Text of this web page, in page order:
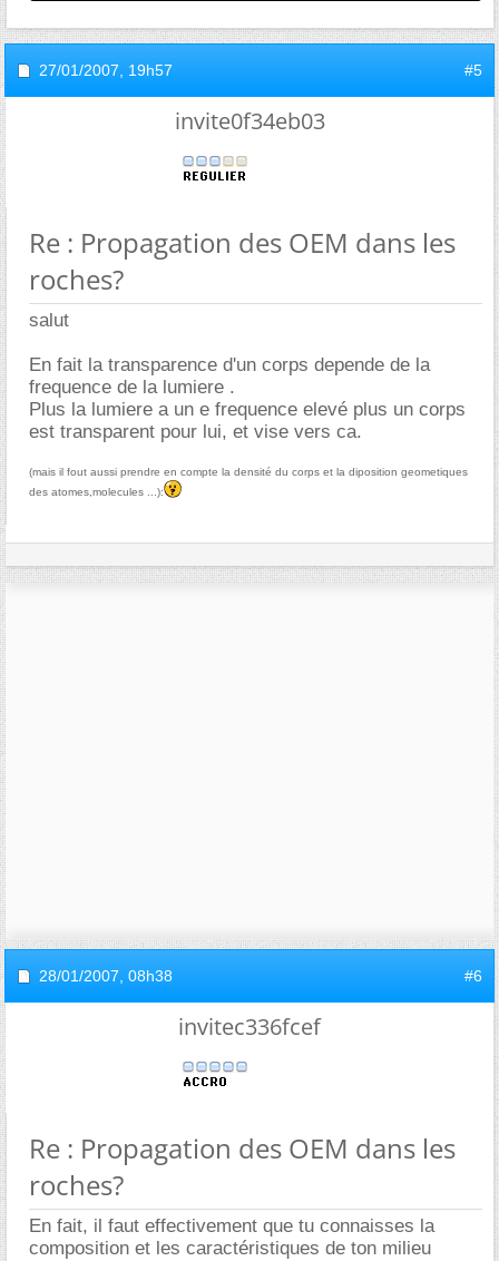
27/01/2007, 19h57 #5
invite0f34eb03
Re : Propagation des OEM dans les
roches?
salut
En fait la transparence d'un corps depende de la
frequence de la lumiere .
Plus la lumiere a un e frequence elevé plus un corps
est transparent pour lui, et vise vers ca.
(mais il fout aussi prendre en compte la densité du corps et la diposition geometiques
des atomes,molecules ...):
28/01/2007, 08h38 #6
invitec336fcef
Re : Propagation des OEM dans les
roches?
En fait, il faut effectivement que tu connaisses la
composition et les caractéristiques de ton milieu